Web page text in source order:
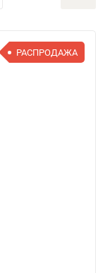
РАСПРОДАЖА